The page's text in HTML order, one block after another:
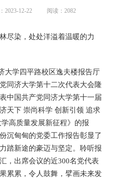
2023-12-22 阅读： 2082
尽染，处处洋溢着温暖的力
大学四平路校区逸夫楼报告厅
同济大学第十二次代表大会隆
中国共产党同济大学第十一届
天下 崇尚科学 创新引领 追求
高质量发展新征程》的报
沉甸甸的党委工作报告彰显了
踏新途的豪迈与坚定。聆听报
，出席会议的近300名党代表
累累，令人鼓舞，擘画未来发